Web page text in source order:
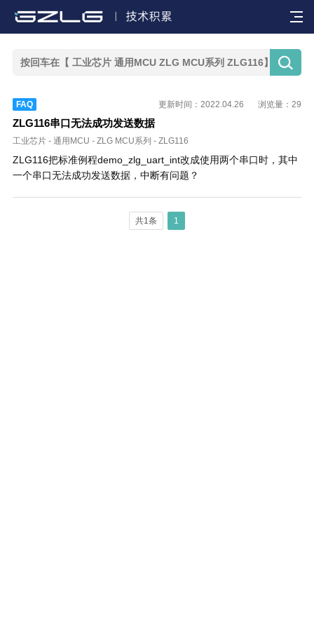


FAQ 浏览量：29
更新时间：2022.04.26
ZLG116串口无法成功发送数据
工业芯片 - 通用MCU - ZLG MCU系列 - ZLG116
ZLG116把标准例程demo_zlg_uart_int改成使用两个串口时，其中
一个串口无法成功发送数据，中断有问题？
共1条 1